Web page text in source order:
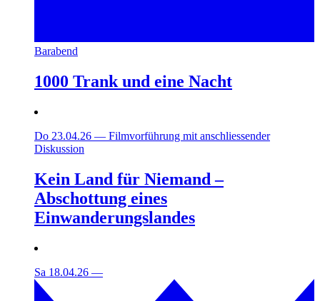
Barabend
1000 Trank und eine Nacht
Do 23.04.26 — Filmvorführung mit anschliessender
Diskussion
Kein Land für Niemand –
Abschottung eines
Einwanderungslandes
Sa 18.04.26 —